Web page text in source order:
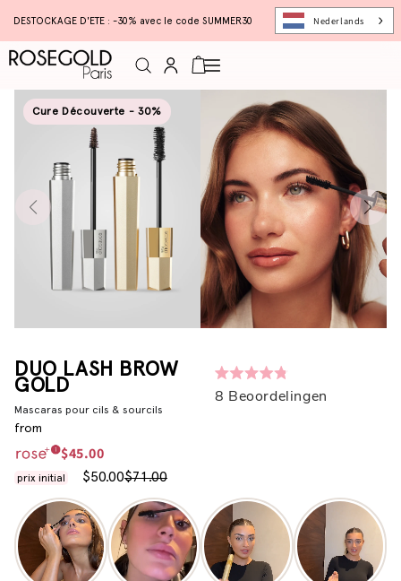
DESTOCKAGE D'ETE : -30% avec le code SUMMER30 Nederlands
ConnexionPanier
Cure Découverte - 30%
DUO LASH BROW
GOLD
Mascaras pour cils & sourcils
from
$45.00
$50.00$71.00
met
8 Beoordelingen